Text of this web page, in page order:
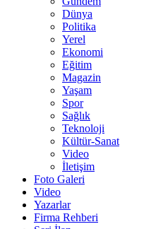
Dünya
Politika
Yerel
Ekonomi
Eğitim
Magazin
Yaşam
Spor
Sağlık
Teknoloji
Kültür-Sanat
Video
İletişim
Foto Galeri
Video
Yazarlar
Firma Rehberi